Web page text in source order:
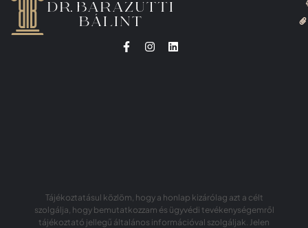
Tájékoztatásul közlöm, hogy a honlap kizárólag azt a célt
szolgálja, hogy bemutatkozzam és ügyvédi tevékenységemről
tájékoztató jellegű általános információval szolgáljak. Jelen